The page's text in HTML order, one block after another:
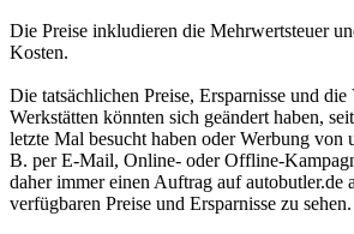
Die Preise inkludieren die Mehrwertsteuer
Kosten.
Die tatsächlichen Preise, Ersparnisse und
Werkstätten könnten sich geändert haben,
letzte Mal besucht haben oder Werbung von
B. per E-Mail, Online- oder Offline-
daher immer einen Auftrag auf autobutler.de
verfügbaren Preise und Ersparnisse zu sehen.